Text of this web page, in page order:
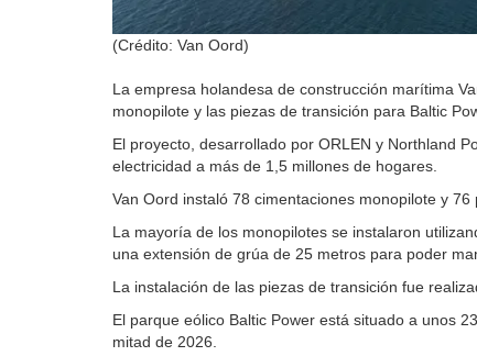
(Crédito: Van Oord)
La empresa holandesa de construcción marítima
monopilote y las piezas de transición para Baltic
El proyecto, desarrollado por ORLEN y Northland
electricidad a más de 1,5 millones de hogares.
Van Oord instaló 78 cimentaciones monopilote y
La mayoría de los monopilotes se instalaron
una extensión de grúa de 25 metros para poder
La instalación de las piezas de transición fue
El parque eólico Baltic Power está situado a unos
mitad de 2026.